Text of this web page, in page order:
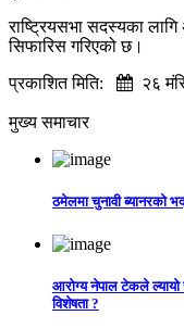
राष्ट्रियसभा सदस्यका
सिफारिस गरिएको छ।
प्रकाशित मिति:
२६
मुख्य समाचार
ठमेलमा चुनावी ब्यानरको
आरोग्य नेपाल टेकले
विशेषता ?